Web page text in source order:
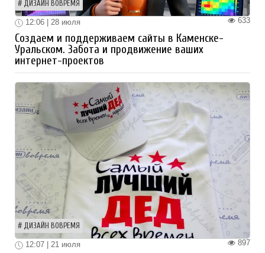
ДИЗАЙН ВОВРЕМЯ
633
12:06 | 28 июля
Создаем и поддерживаем сайты в Каменске-
Уральском. Забота и продвижение ваших
интернет-проектов
ДИЗАЙН ВОВРЕМЯ
897
12:07 | 21 июля